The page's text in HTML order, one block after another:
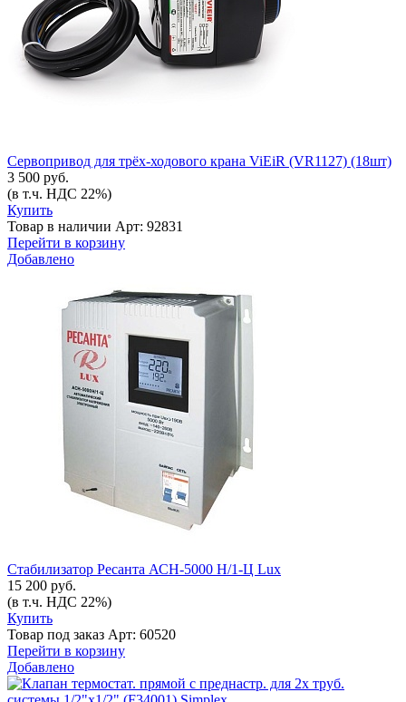
Сервопривод для трёх-ходового крана ViEiR (VR1127) (18шт)
3 500 руб.
(в т.ч. НДС 22%)
Купить
Товар в наличии Арт: 92831
Перейти в корзину
Добавлено
Стабилизатор Ресанта АСН-5000 Н/1-Ц Lux
15 200 руб.
(в т.ч. НДС 22%)
Купить
Товар под заказ Арт: 60520
Перейти в корзину
Добавлено